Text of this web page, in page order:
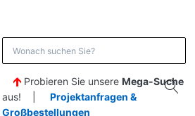
Probieren Sie unsere Mega-Suche
aus! | Projektanfragen &
Großbestellungen